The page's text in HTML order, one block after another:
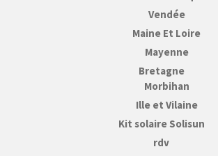
Vendée
Maine Et Loire
Mayenne
Bretagne
Morbihan
Ille et Vilaine
Kit solaire Solisun
rdv